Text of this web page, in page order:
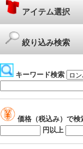
アイテム選択
絞り込み検索
キーワード検索
価格（税込み）で検
円以上